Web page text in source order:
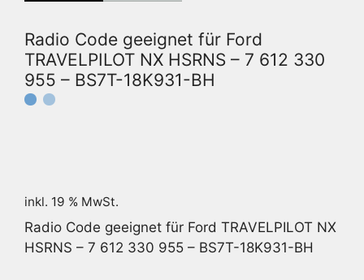
Radio Code geeignet für Ford
TRAVELPILOT NX HSRNS – 7 612 330
955 – BS7T-18K931-BH
inkl. 19 % MwSt.
Radio Code geeignet für Ford TRAVELPILOT NX
HSRNS – 7 612 330 955 – BS7T-18K931-BH